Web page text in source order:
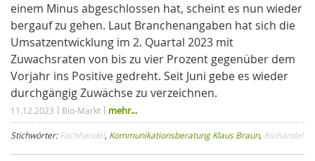
einem Minus abgeschlossen hat, scheint es nun wieder
bergauf zu gehen. Laut Branchenangaben hat sich die
Umsatzentwicklung im 2. Quartal 2023 mit
Zuwachsraten von bis zu vier Prozent gegenüber dem
Vorjahr ins Positive gedreht. Seit Juni gebe es wieder
durchgängig Zuwächse zu verzeichnen.
11.12.2023 Bio-Markt mehr...
Stichwörter: Fachhandel, Kommunikationsberatung Klaus Braun, Biohandel